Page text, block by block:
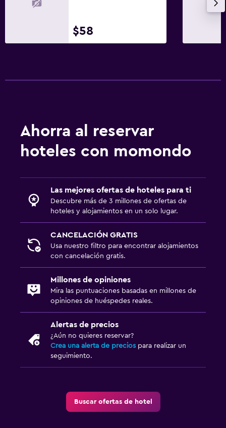
$58
Ahorra al reservar
hoteles con momondo
Las mejores ofertas de hoteles para ti
Descubre más de 3 millones de ofertas de
hoteles y alojamientos en un solo lugar.
CANCELACIÓN GRATIS
Usa nuestro filtro para encontrar alojamientos
con cancelación gratis.
Millones de opiniones
Mira las puntuaciones basadas en millones de
opiniones de huéspedes reales.
Alertas de precios
¿Aún no quieres reservar?
Crea una alerta de precios para realizar un
seguimiento.
Buscar ofertas de hotel